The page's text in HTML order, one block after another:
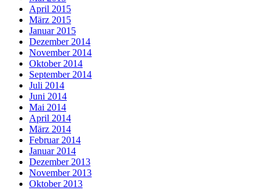
April 2015
März 2015
Januar 2015
Dezember 2014
November 2014
Oktober 2014
September 2014
Juli 2014
Juni 2014
Mai 2014
April 2014
März 2014
Februar 2014
Januar 2014
Dezember 2013
November 2013
Oktober 2013